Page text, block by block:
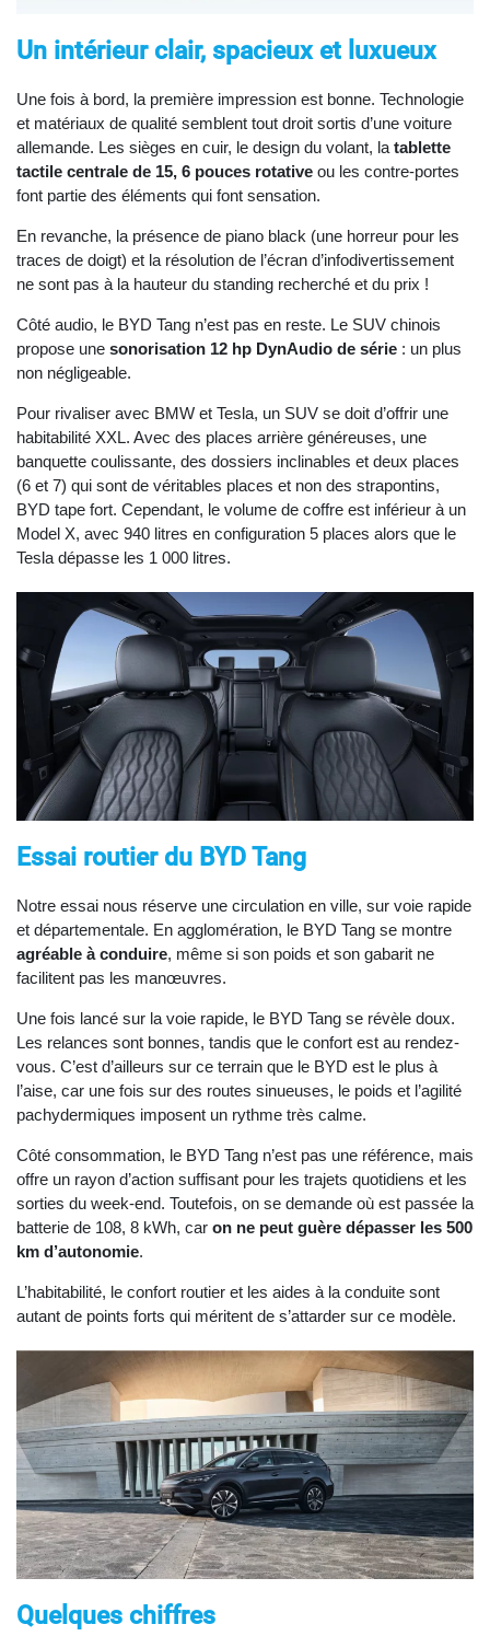
Un intérieur clair, spacieux et luxueux
Une fois à bord, la première impression est bonne. Technologie
et matériaux de qualité semblent tout droit sortis d’une voiture
allemande. Les sièges en cuir, le design du volant, la tablette
tactile centrale de 15, 6 pouces rotative ou les contre-portes
font partie des éléments qui font sensation.
En revanche, la présence de piano black (une horreur pour les
traces de doigt) et la résolution de l’écran d’infodivertissement
ne sont pas à la hauteur du standing recherché et du prix !
Côté audio, le BYD Tang n’est pas en reste. Le SUV chinois
propose une sonorisation 12 hp DynAudio de série : un plus
non négligeable.
Pour rivaliser avec BMW et Tesla, un SUV se doit d’offrir une
habitabilité XXL. Avec des places arrière généreuses, une
banquette coulissante, des dossiers inclinables et deux places
(6 et 7) qui sont de véritables places et non des strapontins,
BYD tape fort. Cependant, le volume de coffre est inférieur à un
Model X, avec 940 litres en configuration 5 places alors que le
Tesla dépasse les 1 000 litres.
Essai routier du BYD Tang
Notre essai nous réserve une circulation en ville, sur voie rapide
et départementale. En agglomération, le BYD Tang se montre
agréable à conduire, même si son poids et son gabarit ne
facilitent pas les manœuvres.
Une fois lancé sur la voie rapide, le BYD Tang se révèle doux.
Les relances sont bonnes, tandis que le confort est au rendez-
vous. C’est d’ailleurs sur ce terrain que le BYD est le plus à
l’aise, car une fois sur des routes sinueuses, le poids et l’agilité
pachydermiques imposent un rythme très calme.
Côté consommation, le BYD Tang n’est pas une référence, mais
offre un rayon d’action suffisant pour les trajets quotidiens et les
sorties du week-end. Toutefois, on se demande où est passée la
batterie de 108, 8 kWh, car on ne peut guère dépasser les 500
km d’autonomie.
L’habitabilité, le confort routier et les aides à la conduite sont
autant de points forts qui méritent de s’attarder sur ce modèle.
Quelques chiffres